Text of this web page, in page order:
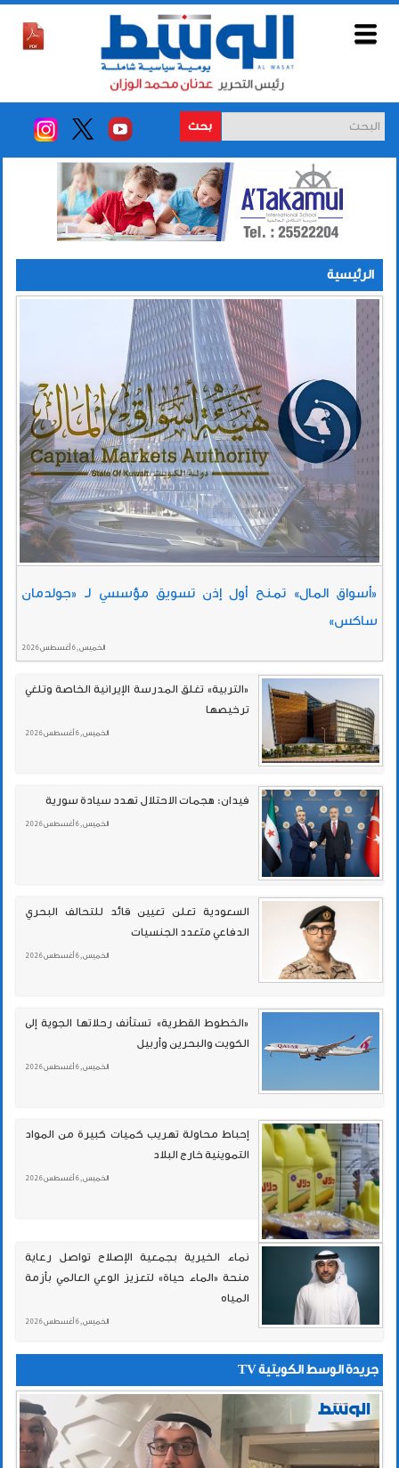
بحث
الرئيسية
«أسواق المال» تمنح أول إذن تسويق مؤسسي لـ «جولدمان
ساكس»
الخميس , 6 أغسطس 2026
«التربية» تغلق المدرسة الإيرانية الخاصة وتلغي
ترخيصها
الخميس , 6 أغسطس 2026
فيدان: هجمات الاحتلال تهدد سيادة سورية
الخميس , 6 أغسطس 2026
السعودية تعلن تعيين قائد للتحالف البحري
الدفاعي متعدد الجنسيات
الخميس , 6 أغسطس 2026
«الخطوط القطرية» تستأنف رحلاتها الجوية إلى
الكويت والبحرين وأربيل
الخميس , 6 أغسطس 2026
إحباط محاولة تهريب كميات كبيرة من المواد
التموينية خارج البلاد
الخميس , 6 أغسطس 2026
نماء الخيرية بجمعية الإصلاح تواصل رعاية
منحة «الماء حياة» لتعزيز الوعي العالمي بأزمة
المياه
الخميس , 6 أغسطس 2026
جريدة الوسط الكويتية TV